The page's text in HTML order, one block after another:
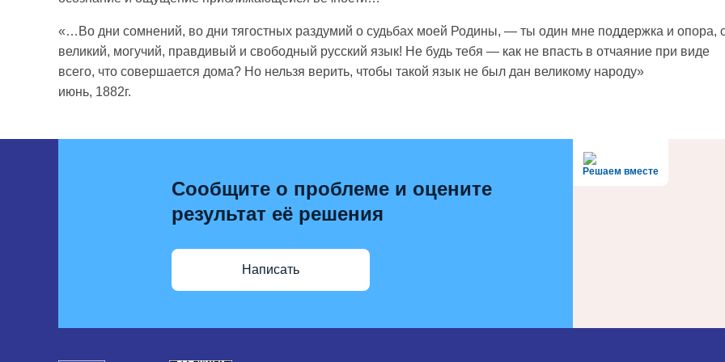
«…Во дни сомнений, во дни тягостных раздумий о судьбах моей Родины, — ты один мне поддержка и опора,
великий, могучий, правдивый и свободный русский язык! Не будь тебя — как не впасть в отчаяние при виде
всего, что совершается дома? Но нельзя верить, чтобы такой язык не был дан великому народу»
июнь, 1882г.
Решаем вместе
Сообщите о проблеме и оцените
результат её решения
Написать